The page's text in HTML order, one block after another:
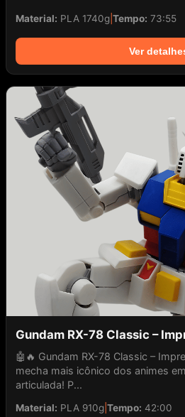
Material: PLA 1740g| Tempo: 73:55
Ver
Gundam RX-78 Classic –
🤖🔥 Gundam RX-78 Classic –
mecha mais icônico dos animes
articulada! P...
Material: PLA 910g| Tempo: 42:00